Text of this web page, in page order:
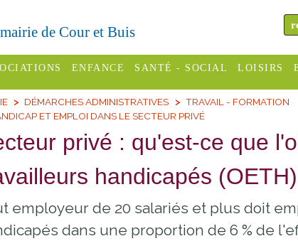
de Cour et Buis
des
ENFANCE
Assistantes
assistante
Pôle petite
SANTÉ - SOCIAL
Centres
CCAS
Conseil
LOISIRS
Offices
de
tourisme
DÉMARCHES ADMINISTRATIVES
TRAVAIL - FORMATION
ET EMPLOI DANS LE SECTEUR PRIVÉ
privé : qu'est-ce que
handicapés
employeur de 20 salariés et plus doit
dans une proportion de 6 % de